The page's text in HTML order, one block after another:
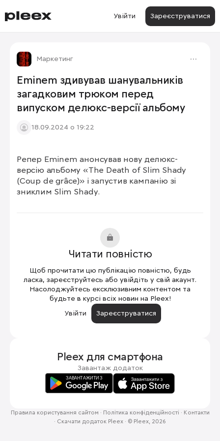
Увійти Зареєструватися
Маркетинг
Eminem здивував шанувальників
загадковим трюком перед
випуском делюкс-версії альбому
18.09.2024 о 19:22
Репер Eminem анонсував нову делюкс-
версію альбому «The Death of Slim Shady
(Coup de grâce)» і запустив кампанію зі
зниклим Slim Shady.
Читати повністю
Щоб прочитати цю публікацію повністю, будь
ласка, зареєструйтесь або увійдіть у свій акаунт.
Насолоджуйтесь ексклюзивним контентом та
будьте в курсі всіх новин на Pleex!
Увійти
Зареєструватися
Pleex для смартфона
Завантаж додаток
Правила користування сайтом · Політика конфіденційності · Контакти
· Скачати додаток Pleex · © Pleex, 2026